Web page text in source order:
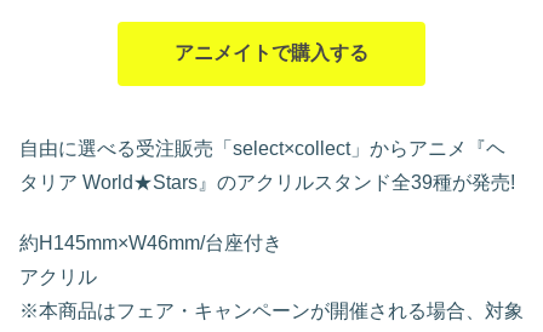
アニメイトで購入する
自由に選べる受注販売「select×collect」からアニメ『ヘ
タリア World★Stars』のアクリルスタンド全39種が発売!
約H145mm×W46mm/台座付き
アクリル
※本商品はフェア・キャンペーンが開催される場合、対象